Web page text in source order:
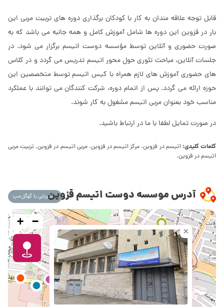
قابل توجه علاقه مندان به کار با کودکان برگذاری دوره های تربیت مربی این
بار در قزوین این دوره ها شامل آموزش کامل و همه جانبه می باشد که به
صورت حضوری و آنلاین توسط مؤسسه دوست اتیسم برگزار می شود. در
جلسات آنلاین، مباحث تئوری حول محور اتیسم تدریس می گردد و در کلاس
های حضوری آموزش های لازم همراه با کیس اتیسم توسط متخصصین این
حوزه ارائه می گردد. پس از اتمام دوره، شرکت کنندگان می توانند با عملکرد
مناسب خود بعنوان مربی اتیسم مشغول به کار شوند.
در صورت تمایل لطفا با ما در ارتباط باشید.
کلمات کلیدی:اتیسم در قزوین، مرکز اتیسم در قزوین، مربی اتیسم در قزوین، تربیت مربی
اتیسم در قزوین،
آدرس موسسه دوست اتیسم قزوینمسیریابی با گوگل‌مپ
×
+ −